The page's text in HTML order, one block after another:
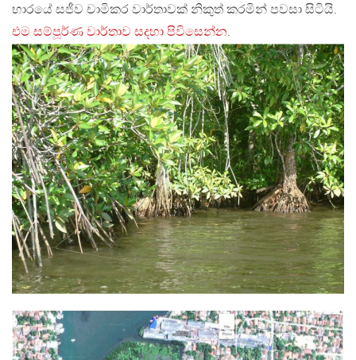
භාරයේ සජීව චාමිකර වාර්තාවක් නිකුත් කරමින් පවසා සිටියි.
එම සම්පූර්ණ වාර්තාව සදහා පිවිසෙන්න.